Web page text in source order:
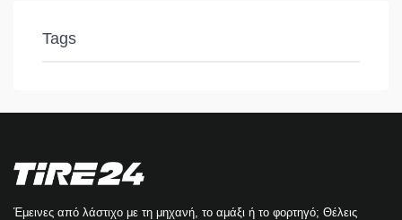
Tags
Έμεινες από λάστιχο με τη μηχανή, το αμάξι ή το φορτηγό; Θέλεις